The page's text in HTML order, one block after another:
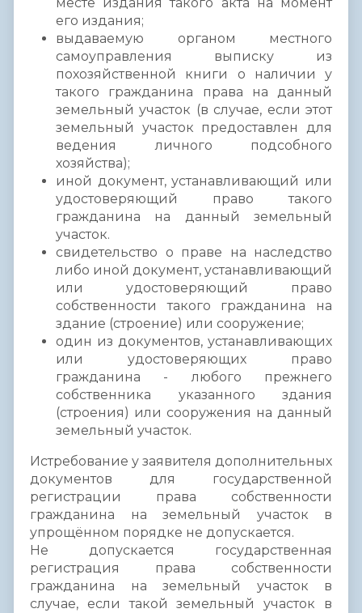
его издания;
выдаваемую органом местного
самоуправления выписку из
похозяйственной книги о наличии у
такого гражданина права на данный
земельный участок (в случае, если этот
земельный участок предоставлен для
ведения личного подсобного
хозяйства);
иной документ, устанавливающий или
удостоверяющий право такого
гражданина на данный земельный
участок.
свидетельство о праве на наследство
либо иной документ, устанавливающий
или удостоверяющий право
собственности такого гражданина на
здание (строение) или сооружение;
один из документов, устанавливающих
или удостоверяющих право
гражданина - любого прежнего
собственника указанного здания
(строения) или сооружения на данный
земельный участок.
Истребование у заявителя дополнительных
документов для государственной
регистрации права собственности
гражданина на земельный участок в
упрощённом порядке не допускается.
Не допускается государственная
регистрация права собственности
гражданина на земельный участок в
случае, если такой земельный участок в